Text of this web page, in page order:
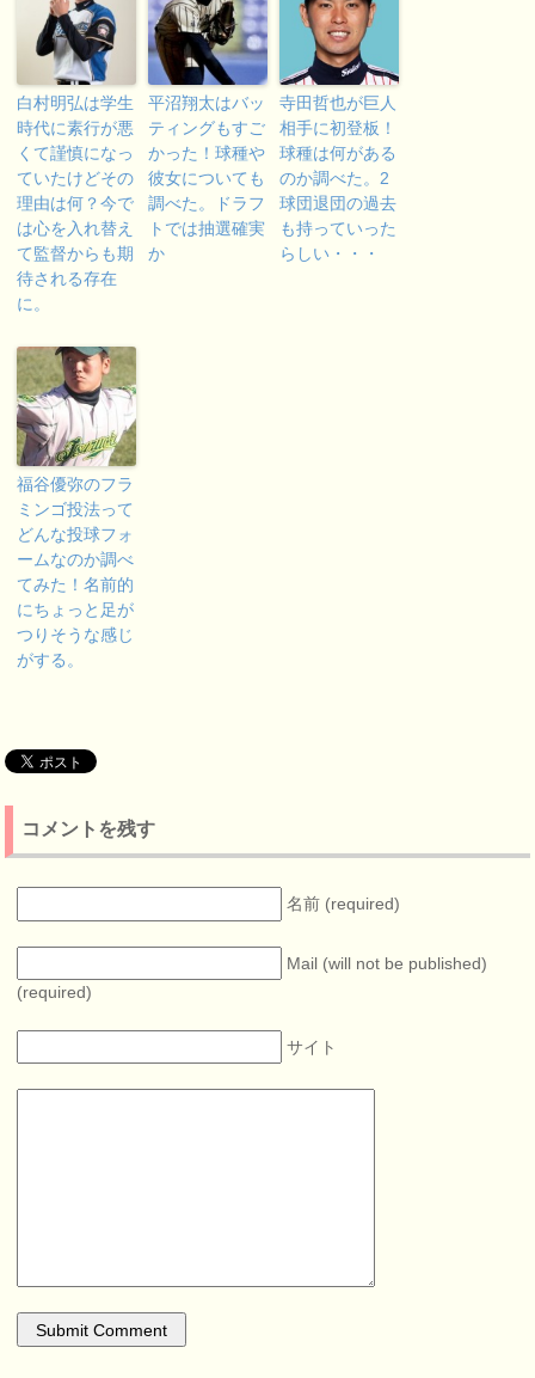
白村明弘は学生
時代に素行が悪
くて謹慎になっ
ていたけどその
理由は何？今で
は心を入れ替え
て監督からも期
待される存在
に。
平沼翔太はバッ
ティングもすご
かった！球種や
彼女についても
調べた。ドラフ
トでは抽選確実
か
寺田哲也が巨人
相手に初登板！
球種は何がある
のか調べた。2
球団退団の過去
も持っていった
らしい・・・
福谷優弥のフラ
ミンゴ投法って
どんな投球フォ
ームなのか調べ
てみた！名前的
にちょっと足が
つりそうな感じ
がする。
コメントを残す
名前 (required)
Mail (will not be published)
(required)
サイト